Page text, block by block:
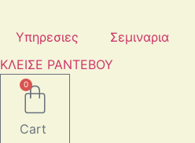
περιεχόμενο
Υπηρεσιες Σεμιναρια
ΚΛΕΙΣΕ ΡΑΝΤΕΒΟΥ
0
Cart